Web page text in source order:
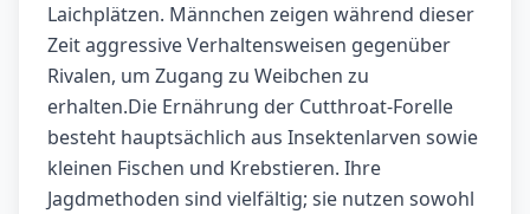
Laichplätzen. Männchen zeigen während dieser
Zeit aggressive Verhaltensweisen gegenüber
Rivalen, um Zugang zu Weibchen zu
erhalten.Die Ernährung der Cutthroat-Forelle
besteht hauptsächlich aus Insektenlarven sowie
kleinen Fischen und Krebstieren. Ihre
Jagdmethoden sind vielfältig; sie nutzen sowohl